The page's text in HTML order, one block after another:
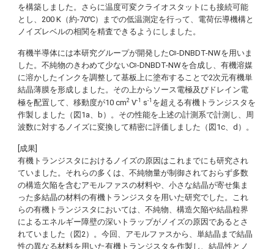
を構築しました。さらに温度可変クライオスタットにも接続可能
とし、200 K（約-70℃）までの低温測定を行って、電荷伝導機構と
ノイズレベルの相関を精査できるようにしました。
有機半導体には本研究グループが開発したC8-DNBDT-NWを用いま
した。不純物のきわめて少ないC8-DNBDT-NWを合成し、有機溶媒
に溶かしたインクを調整して基板上に塗布することで2次元有機単
結晶薄膜を形成しました。その上からソース電極及びドレイン電
極を配置して、移動度が10 cm2 V-1 s-1 を超える有機トランジスタを
作製しました（図1a、b）。その性能を上述の計測系で計測し、周
波数に対するノイズに変換して精密に評価しました（図1c、d）。
[成果]
有機トランジスタにおけるノイズの原因はこれまでにも研究され
ていました。それらの多くは、不純物量が制御されておらず多数
の構造欠陥を含むアモルファスの材料や、小さな結晶が寄せ集ま
った多結晶の材料の有機トランジスタを用いた研究でした。これ
らの有機トランジスタにおいては、不純物、構造欠陥や結晶粒界
によるエネルギー障壁の深いトラップがノイズの原因であるとさ
れていました（図2）。今回、アモルファスから、単結晶まで結晶
性の異なる材料を用いた有機トランジスタを作製し、結晶性とノ